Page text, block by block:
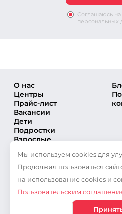
Соглашаюсь на
персональных
О нас
Центры
Прайс-лист
Вакансии
Дети
Подростки
Взрослые
Секции
Тренеры
Частые вопросы
Новости
Мы используем cookies для
Продолжая пользоваться
на использование cookies и
Пользовательским